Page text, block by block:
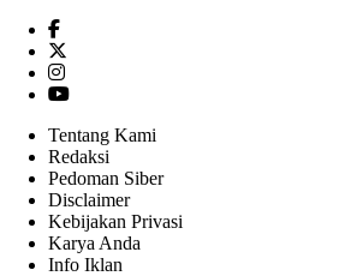
Tentang Kami
Redaksi
Pedoman Siber
Disclaimer
Kebijakan Privasi
Karya Anda
Info Iklan